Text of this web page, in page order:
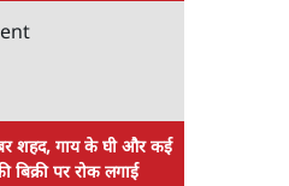
शहद, गाय के घी और कई
बिक्री पर रोक लगाई